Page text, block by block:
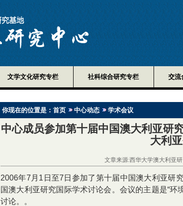
文学文化研究专栏 社科综合研究专栏 交流
你现在的位置是： 首页 中心动态 学术会议
中心成员参加第十届中国澳大利亚研
大利
文章来源:西华大学澳大利亚
2006年7月1日至7日参加了第十届中国澳大利亚研
国澳大利亚研究国际学术讨论会。会议的主题是“环
讨论。。